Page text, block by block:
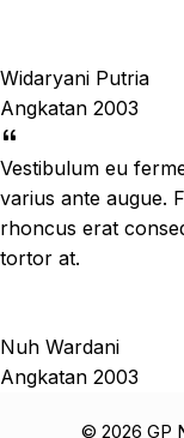
Widaryani Putria
Angkatan 2003
Vestibulum eu
varius ante augue.
rhoncus erat
tortor at.
Nuh Wardani
Angkatan 2003
© 2026 GP